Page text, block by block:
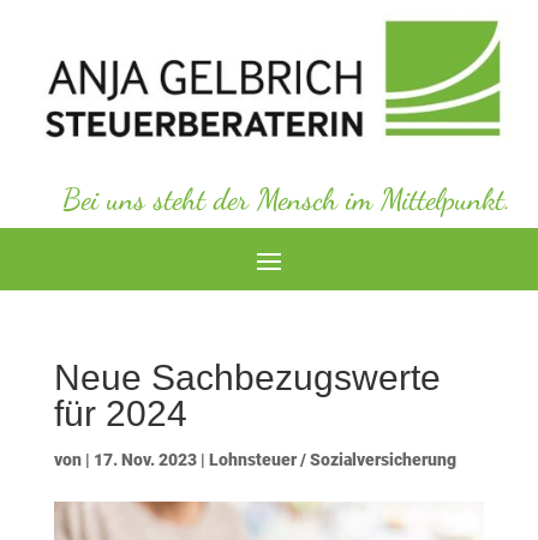
Bei uns steht der Mensch im Mittelpunkt.
Neue Sachbezugswerte
für 2024
von | 17. Nov. 2023| Lohnsteuer / Sozialversicherung